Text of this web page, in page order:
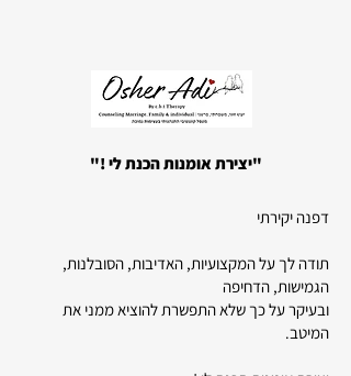
"יצירת אומנות הכנת לי !"
דפנה יקירתי
תודה לך על המקצועיות, האדיבות, הסובלנות,
הגמישות, הדחיפה
ובעיקר על כך שלא התפשרת להוציא ממני את
המיטב.